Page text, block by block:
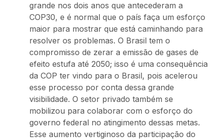
grande nos dois anos que antecederam a
COP30, e é normal que o país faça um esforço
maior para mostrar que está caminhando para
resolver os problemas. O Brasil tem o
compromisso de zerar a emissão de gases de
efeito estufa até 2050; isso é uma consequência
da COP ter vindo para o Brasil, pois acelerou
esse processo por conta dessa grande
visibilidade. O setor privado também se
mobilizou para colaborar com o esforço do
governo federal no atingimento dessas metas.
Esse aumento vertiginoso da participação do